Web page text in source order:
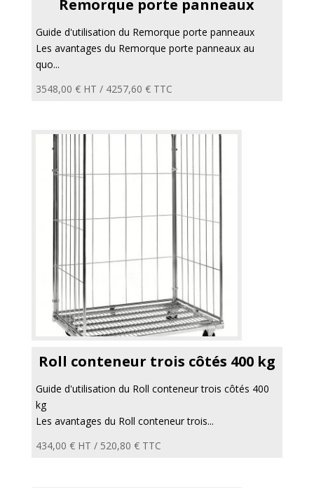
Remorque porte panneaux
Guide d'utilisation du Remorque porte panneaux
Les avantages du Remorque porte panneaux au
quo...
3548,00 € HT / 4257,60 €TTC
Roll conteneur trois côtés 400 kg
Guide d'utilisation du Roll conteneur trois côtés 400
kg
Les avantages du Roll conteneur trois...
434,00 € HT / 520,80 €TTC